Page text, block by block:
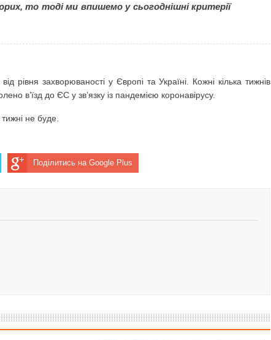
газу для користувачів Полтавської області
НА ПРОБНЕ ЗНО
ПРИКМЕТИ І ТРАДИЦІЇ
то тоді ми впишемо у сьогоднішні критерії
рівня захворюваності у Європі та Україні. Кожні кілька тижнів
в’їзд до ЄС у зв’язку із пандемією коронавірусу.
не буде.
Поділитись на Google Plus